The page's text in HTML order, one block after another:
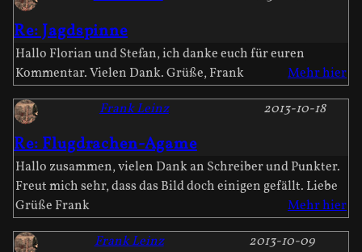
Re: Jagdspinne
Hallo Florian und Stefan, ich danke euch für euren
Kommentar. Vielen Dank. Grüße, Frank
Mehr hier
Re: Flugdrachen-Agame
2013-10-18
Frank Leinz
Hallo zusammen, vielen Dank an Schreiber und Punkter.
Freut mich sehr, dass das Bild doch einigen gefällt. Liebe
Grüße Frank
Mehr hier
2013-10-09
Frank Leinz